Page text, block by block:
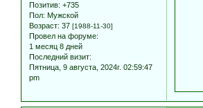
Позитив: +735
Пол: Мужской
Возраст: 37 [1988-11-30]
Провел на форуме:
1 месяц 8 дней
Последний визит:
Пятница, 9 августа, 2024г. 02:59:47
pm